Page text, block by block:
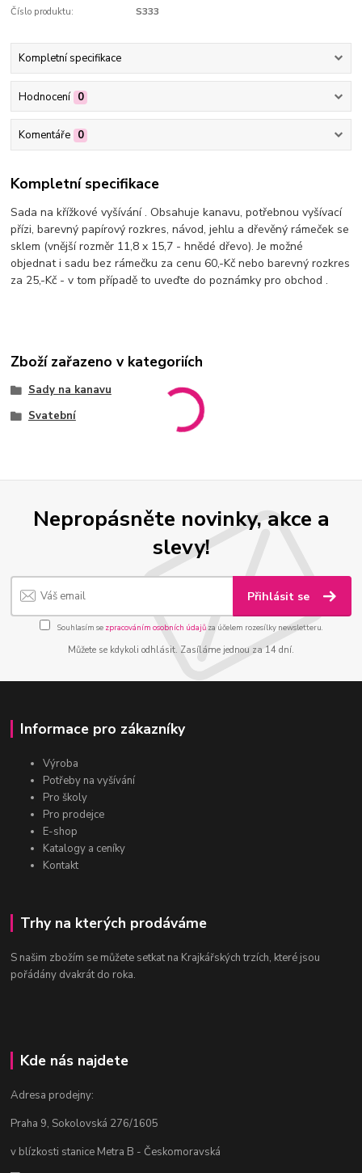
Číslo produktu: S333
Kompletní specifikace
Hodnocení 0
Komentáře 0
Kompletní specifikace
Sada na křížkové vyšívání . Obsahuje kanavu, potřebnou vyšívací
přízi, barevný papírový rozkres, návod, jehlu a dřevěný rámeček se
sklem (vnější rozměr 11,8 x 15,7 - hnědé dřevo). Je možné
objednat i sadu bez rámečku za cenu 60,-Kč nebo barevný rozkres
za 25,-Kč - v tom případě to uveďte do poznámky pro obchod .
Zboží zařazeno v kategoriích
Sady na kanavu
Svatební
Nepropásněte novinky, akce a
slevy!
Přihlásit se
Souhlasím se zpracováním osobních údajůza účelem rozesílky newsletteru.
Můžete se kdykoli odhlásit. Zasíláme jednou za 14 dní.
Informace pro zákazníky
Výroba
Potřeby na vyšívání
Pro školy
Pro prodejce
E-shop
Katalogy a ceníky
Kontakt
Trhy na kterých prodáváme
S našim zbožím se můžete setkat na Krajkářských trzích, které jsou
pořádány dvakrát do roka.
Kde nás najdete
Adresa prodejny:
Praha 9, Sokolovská 276/1605
v blízkosti stanice Metra B - Českomoravská